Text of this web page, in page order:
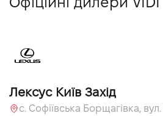
Лексус Київ Захід